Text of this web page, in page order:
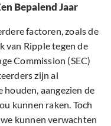
Bepalend Jaar
factoren, zoals de
van Ripple tegen de
Commission (SEC)
zijn al
aangezien de
kunnen raken. Toch
kunnen verwachten